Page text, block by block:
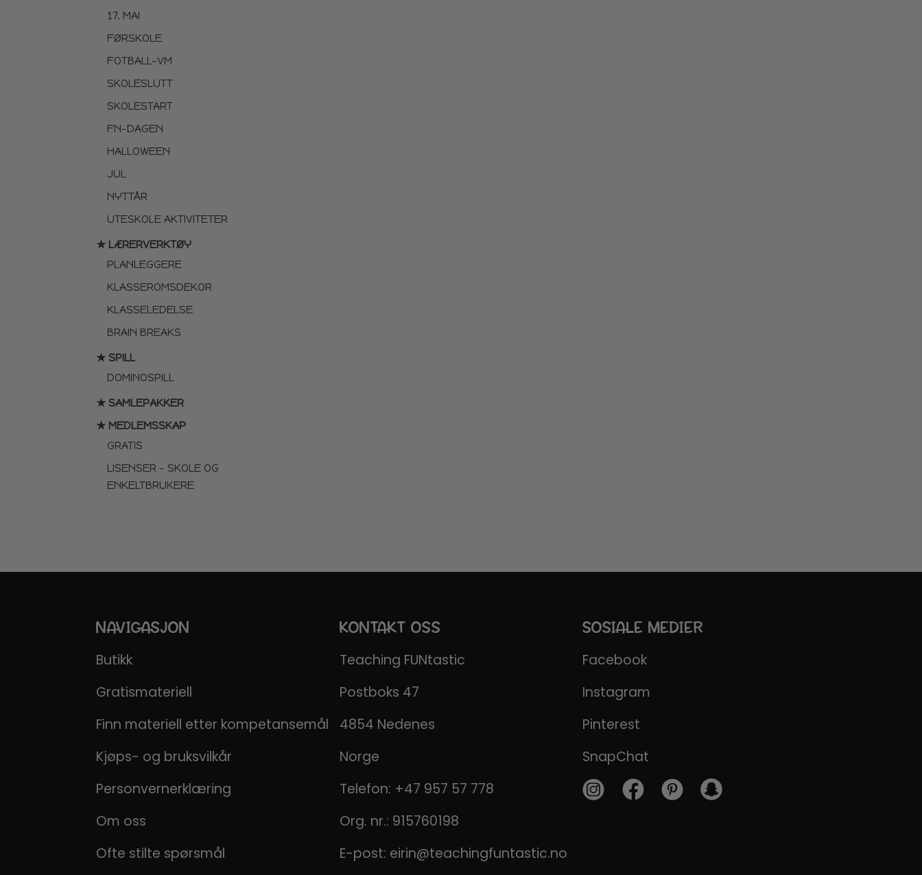
17. MAI
FØRSKOLE
FOTBALL-VM
SKOLESLUTT
SKOLESTART
FN-DAGEN
HALLOWEEN
JUL
NYTTÅR
UTESKOLE AKTIVITETER
★ LÆRERVERKTØY
PLANLEGGERE
KLASSEROMSDEKOR
KLASSELEDELSE
BRAIN BREAKS
★ SPILL
DOMINOSPILL
★ SAMLEPAKKER
★ MEDLEMSSKAP
GRATIS
LISENSER – SKOLE OG
ENKELTBRUKERE
NAVIGASJON
Butikk
Gratismateriell
Finn materiell etter kompetansemål
Kjøps- og bruksvilkår
Personvernerklæring
Om oss
Ofte stilte spørsmål
KONTAKT OSS
Teaching FUNtastic
Postboks 47
4854 Nedenes
Norge
Telefon: +47 957 57 778
Org. nr.: 915760198
E-post: eirin@teachingfuntastic.no
SOSIALE MEDIER
Facebook
Instagram
Pinterest
SnapChat